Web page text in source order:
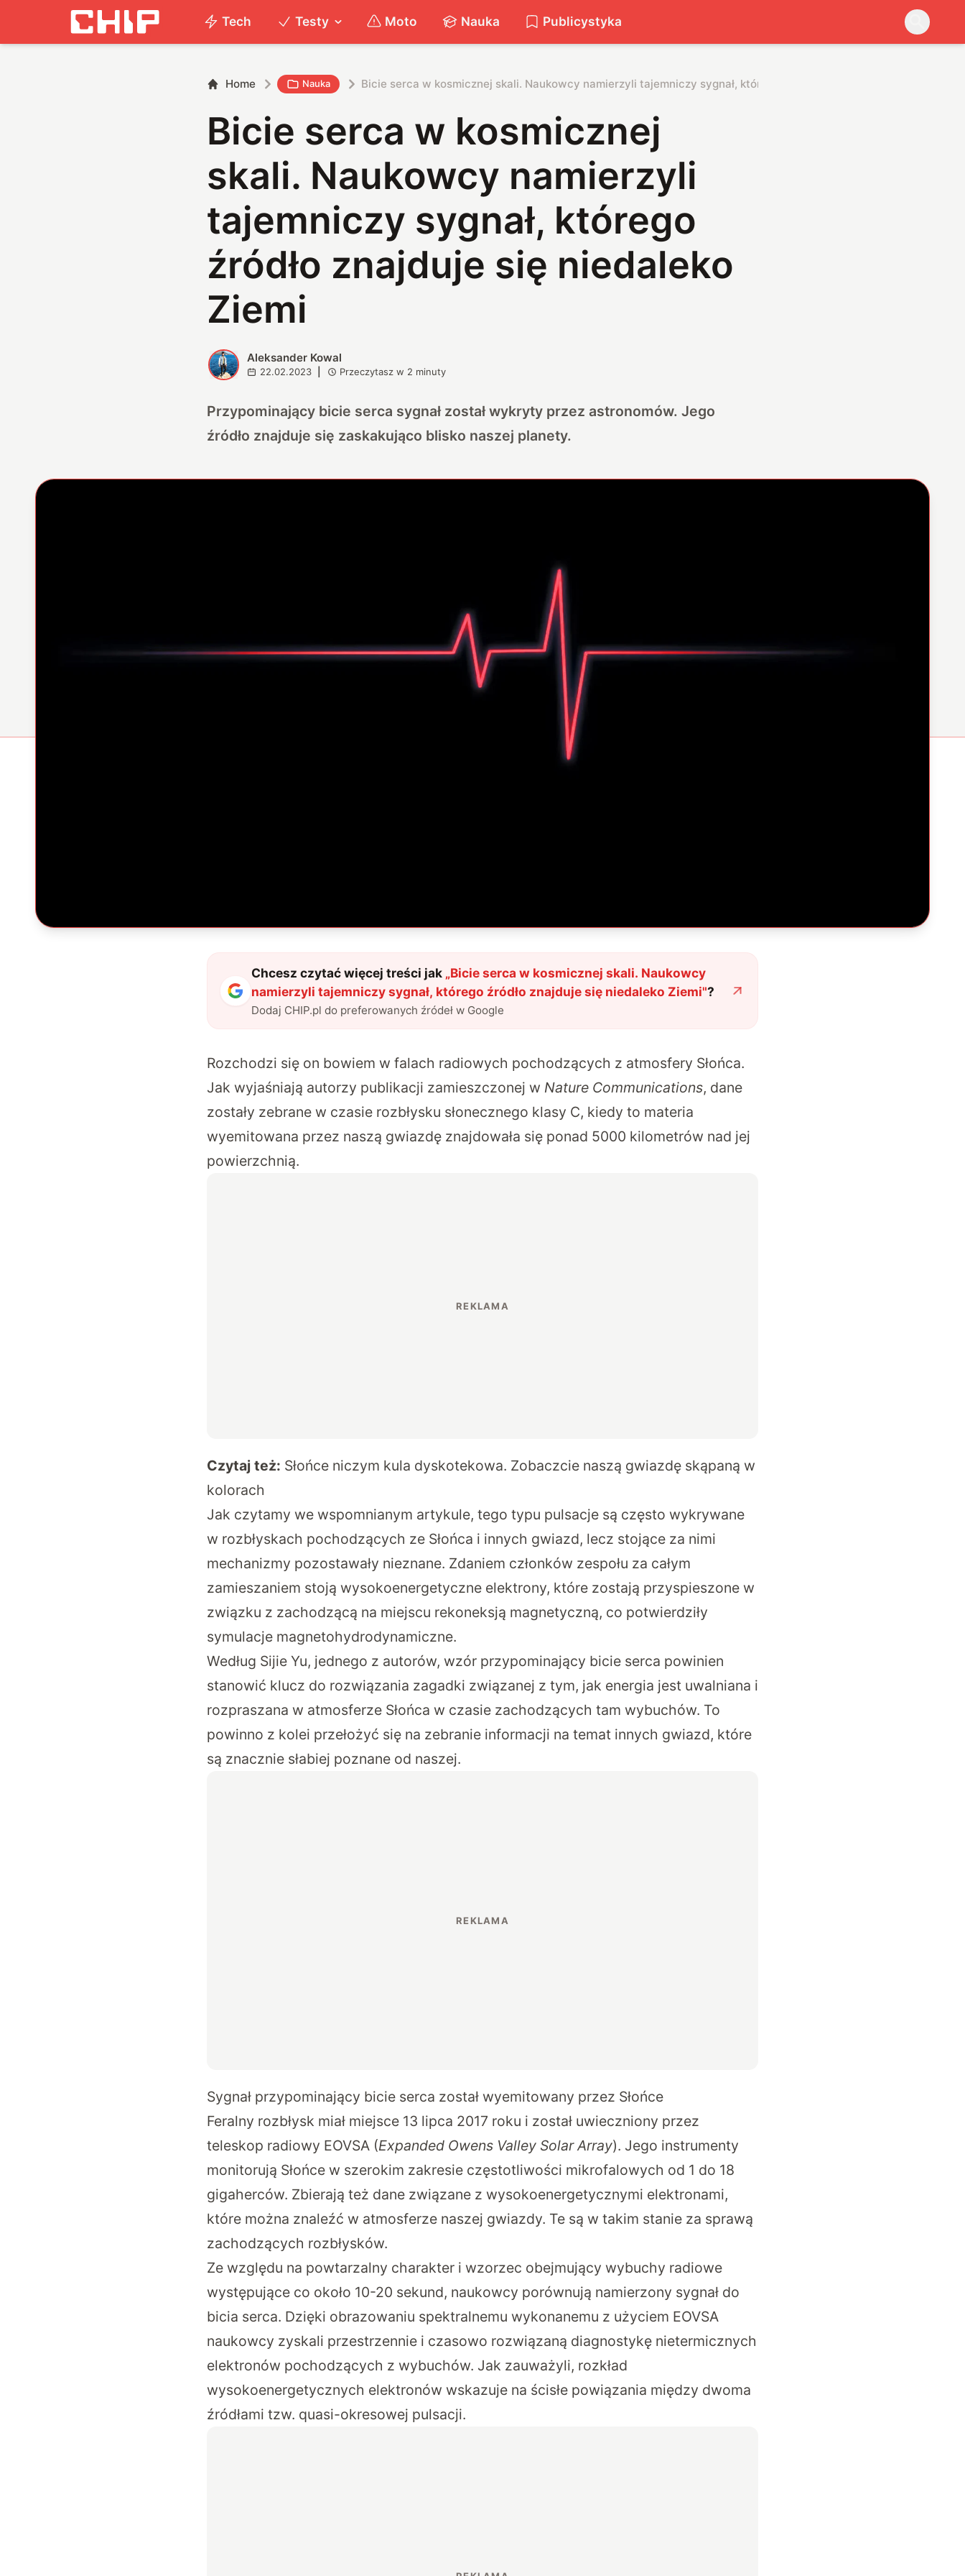
Tech Testy Moto Nauka Publicystyka
Home Nauka Bicie serca w kosmicznej skali. Naukowcy namierzyli tajemniczy sygnał, którego źródło znajduje się niedaleko Ziemi
Bicie serca w kosmicznej
skali. Naukowcy namierzyli
tajemniczy sygnał, którego
źródło znajduje się niedaleko
Ziemi
A Aleksander Kowal
22.02.2023 Przeczytasz w 2 minuty
Przypominający bicie serca sygnał został wykryty przez astronomów. Jego
źródło znajduje się zaskakująco blisko naszej planety.
Chcesz czytać więcej treści jak „Bicie serca w kosmicznej skali. Naukowcy
namierzyli tajemniczy sygnał, którego źródło znajduje się niedaleko Ziemi"?
Dodaj CHIP.pl do preferowanych źródeł w Google
Rozchodzi się on bowiem w falach radiowych pochodzących z atmosfery Słońca.
Jak wyjaśniają autorzy publikacji zamieszczonej w Nature Communications, dane
zostały zebrane w czasie rozbłysku słonecznego klasy C, kiedy to materia
wyemitowana przez naszą gwiazdę znajdowała się ponad 5000 kilometrów nad jej
powierzchnią.
Czytaj też: Słońce niczym kula dyskotekowa. Zobaczcie naszą gwiazdę skąpaną w
kolorach
Jak czytamy we wspomnianym artykule, tego typu pulsacje są często wykrywane
w rozbłyskach pochodzących ze Słońca i innych gwiazd, lecz stojące za nimi
mechanizmy pozostawały nieznane. Zdaniem członków zespołu za całym
zamieszaniem stoją wysokoenergetyczne elektrony, które zostają przyspieszone w
związku z zachodzącą na miejscu rekoneksją magnetyczną, co potwierdziły
symulacje magnetohydrodynamiczne.
Według Sijie Yu, jednego z autorów, wzór przypominający bicie serca powinien
stanowić klucz do rozwiązania zagadki związanej z tym, jak energia jest uwalniana i
rozpraszana w atmosferze Słońca w czasie zachodzących tam wybuchów. To
powinno z kolei przełożyć się na zebranie informacji na temat innych gwiazd, które
są znacznie słabiej poznane od naszej.
Sygnał przypominający bicie serca został wyemitowany przez Słońce
Feralny rozbłysk miał miejsce 13 lipca 2017 roku i został uwieczniony przez
teleskop radiowy EOVSA (Expanded Owens Valley Solar Array). Jego instrumenty
monitorują Słońce w szerokim zakresie częstotliwości mikrofalowych od 1 do 18
gigaherców. Zbierają też dane związane z wysokoenergetycznymi elektronami,
które można znaleźć w atmosferze naszej gwiazdy. Te są w takim stanie za sprawą
zachodzących rozbłysków.
Ze względu na powtarzalny charakter i wzorzec obejmujący wybuchy radiowe
występujące co około 10-20 sekund, naukowcy porównują namierzony sygnał do
bicia serca. Dzięki obrazowaniu spektralnemu wykonanemu z użyciem EOVSA
naukowcy zyskali przestrzennie i czasowo rozwiązaną diagnostykę nietermicznych
elektronów pochodzących z wybuchów. Jak zauważyli, rozkład
wysokoenergetycznych elektronów wskazuje na ścisłe powiązania między dwoma
źródłami tzw. quasi-okresowej pulsacji.